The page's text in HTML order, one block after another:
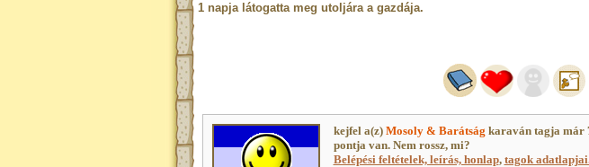
1 napja látogatta meg utoljára a gazdája.
kejfel a(z) Mosoly & Barátság karaván tagja már
pontja van. Nem rossz, mi?
Belépési feltételek, leírás, honlap, tagok